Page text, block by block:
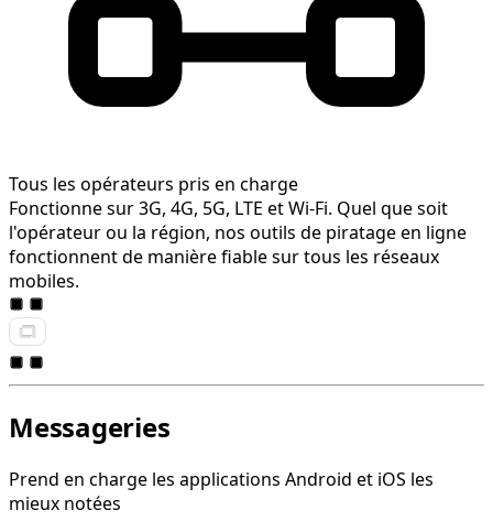
Tous les opérateurs pris en charge
Fonctionne sur 3G, 4G, 5G, LTE et Wi-Fi. Quel que soit
l'opérateur ou la région, nos outils de piratage en ligne
fonctionnent de manière fiable sur tous les réseaux
mobiles.
Messageries
Prend en charge les applications Android et iOS les
mieux notées